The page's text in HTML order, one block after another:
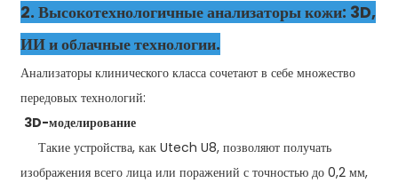
2. Высокотехнологичные анализаторы кожи: 3D,
ИИ и облачные технологии.
Анализаторы клинического класса сочетают в себе множество
передовых технологий:
3D-моделирование
Такие устройства, как Utech U8, позволяют получать
изображения всего лица или поражений с точностью до 0,2 мм,